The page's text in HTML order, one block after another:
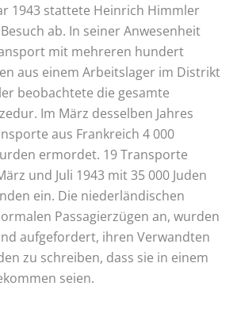
1943 stattete Heinrich Himmler
ab. In seiner Anwesenheit
mit mehreren hundert
aus einem Arbeitslager im Distrikt
beobachtete die gesamte
Im März desselben Jahres
aus Frankreich 4 000
ermordet. 19 Transporte
und Juli 1943 mit 35 000 Juden
ein. Die niederländischen
Passagierzügen an, wurden
aufgefordert, ihren Verwandten
zu schreiben, dass sie in einem
seien.